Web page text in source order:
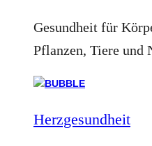
Gesundheit für
Pflanzen, Tiere und
Herzgesundheit